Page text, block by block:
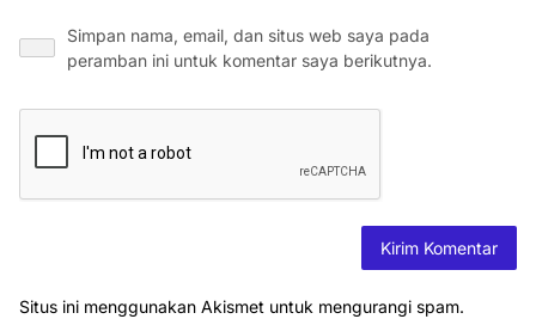
Simpan nama, email, dan situs web saya pada
peramban ini untuk komentar saya berikutnya.
Situs ini menggunakan Akismet untuk mengurangi spam.